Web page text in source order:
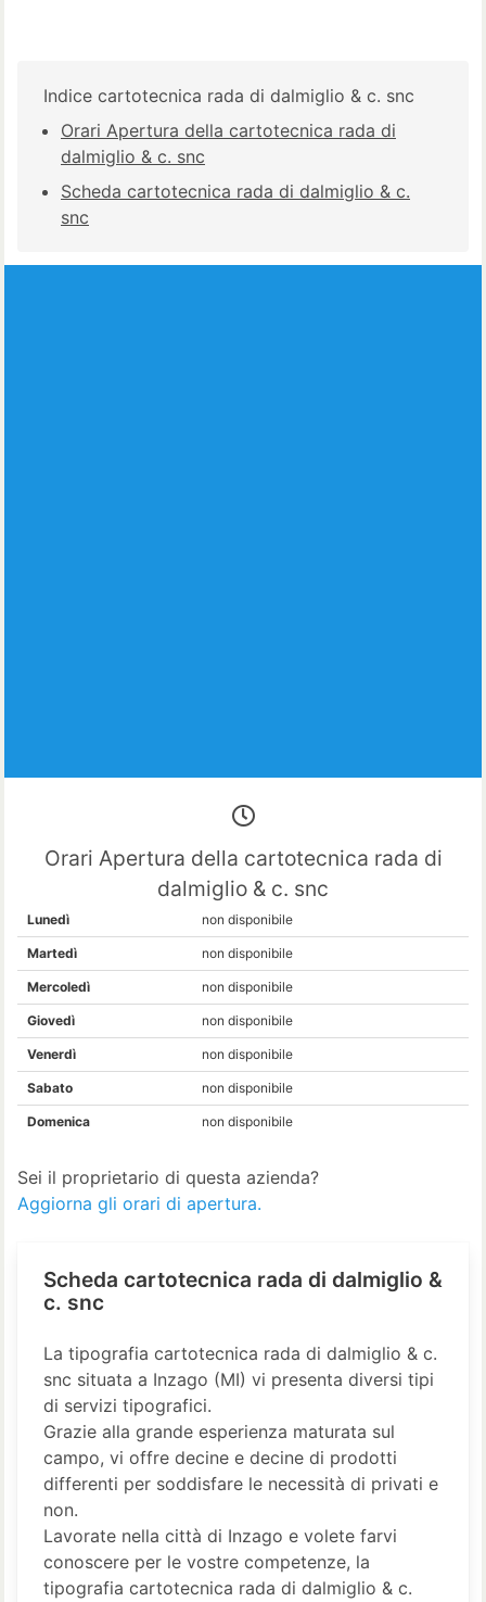
Indice cartotecnica rada di dalmiglio & c. snc
Orari Apertura della cartotecnica rada di
dalmiglio & c. snc
Scheda cartotecnica rada di dalmiglio & c.
snc
Orari Apertura della cartotecnica rada di
dalmiglio & c. snc
Lunedì non disponibile
Martedì non disponibile
Mercoledì non disponibile
Giovedì non disponibile
Venerdì non disponibile
Sabato non disponibile
Domenica non disponibile
Sei il proprietario di questa azienda?
Aggiorna gli orari di apertura.
Scheda cartotecnica rada di dalmiglio &
c. snc
La tipografia cartotecnica rada di dalmiglio & c.
snc situata a Inzago (MI) vi presenta diversi tipi
di servizi tipografici.
Grazie alla grande esperienza maturata sul
campo, vi offre decine e decine di prodotti
differenti per soddisfare le necessità di privati e
non.
Lavorate nella città di Inzago e volete farvi
conoscere per le vostre competenze, la
tipografia cartotecnica rada di dalmiglio & c.